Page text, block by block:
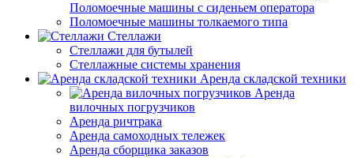
Поломоечные машины с сиденьем оператора
Поломоечные машины толкаемого типа
Стеллажи
Стеллажи для бутылей
Стеллажные системы хранения
Аренда складской техники
Аренда
вилочных погрузчиков
Аренда ричтрака
Аренда самоходных тележек
Аренда сборщика заказов